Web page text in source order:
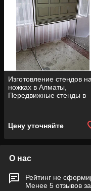
Изготовление стендов
ножках в Алматы,
Передвижные стенды в
Цену уточняйте
О нас
Рейтинг не
Менее 5 отзывов